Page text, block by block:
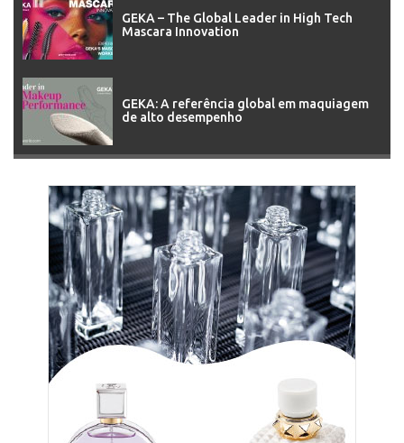
GEKA – The Global Leader in High Tech
Mascara Innovation
GEKA: A referência global em maquiagem
de alto desempenho